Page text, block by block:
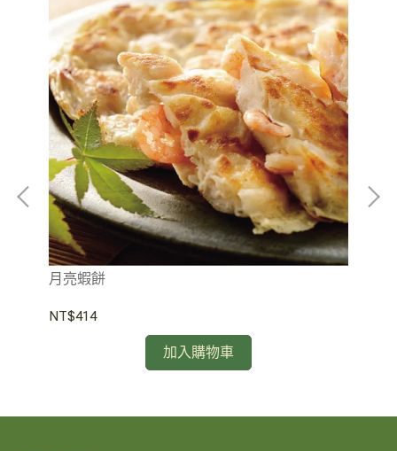
月亮蝦餅
NT$414
加入購物車